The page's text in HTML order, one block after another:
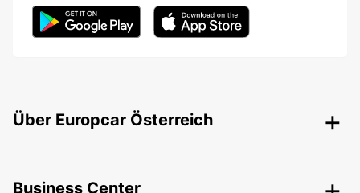
Über Europcar Österreich
Business Center